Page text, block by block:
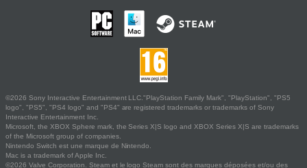
©2026 Sony Interactive Entertainment LLC."PlayStation Family Mark", "PlayStation", "PS5
logo", "PS5", "PS4 logo" and "PS4" are registered trademarks or trademarks of Sony
Interactive Entertainment Inc.
Microsoft, the XBOX Sphere mark, the Series X|S logo and XBOX Series X|S are trademarks
of the Microsoft group of companies.
Nintendo Switch est une marque de Nintendo.
Mac is a trademark of Apple Inc.
©2026 Valve Corporation. Steam et le logo Steam sont des marques déposées et/ou des